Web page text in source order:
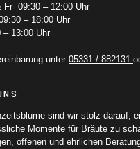
Fr 09:30 – 12:00 Uhr
– 18:00 Uhr
– 13:00 Uhr
unter 05331 / 882131
sind wir stolz darauf,
Momente für Bräute zu
offenen und ehrlichen